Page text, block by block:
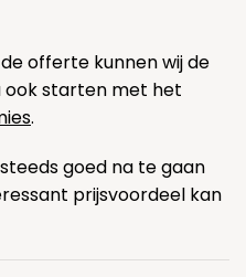
offerte kunnen wij de
ook starten met het
.
goed na te gaan
prijsvoordeel kan